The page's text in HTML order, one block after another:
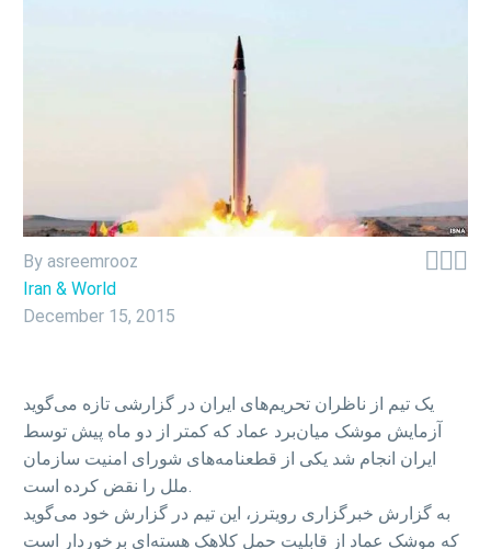

By asreemrooz
Iran & World
December 15, 2015
یک تیم از ناظران تحریم‌های ایران در گزارشی تازه می‌گوید
آزمایش موشک میان‌برد عماد که کمتر از دو ماه پیش توسط
ایران انجام شد یکی از قطعنامه‌های شورای امنیت سازمان
ملل را نقض کرده است.
به گزارش خبرگزاری رویترز، این تیم در گزارش خود می‌گوید
که موشک عماد از قابلیت حمل کلاهک هسته‌ای برخوردار است